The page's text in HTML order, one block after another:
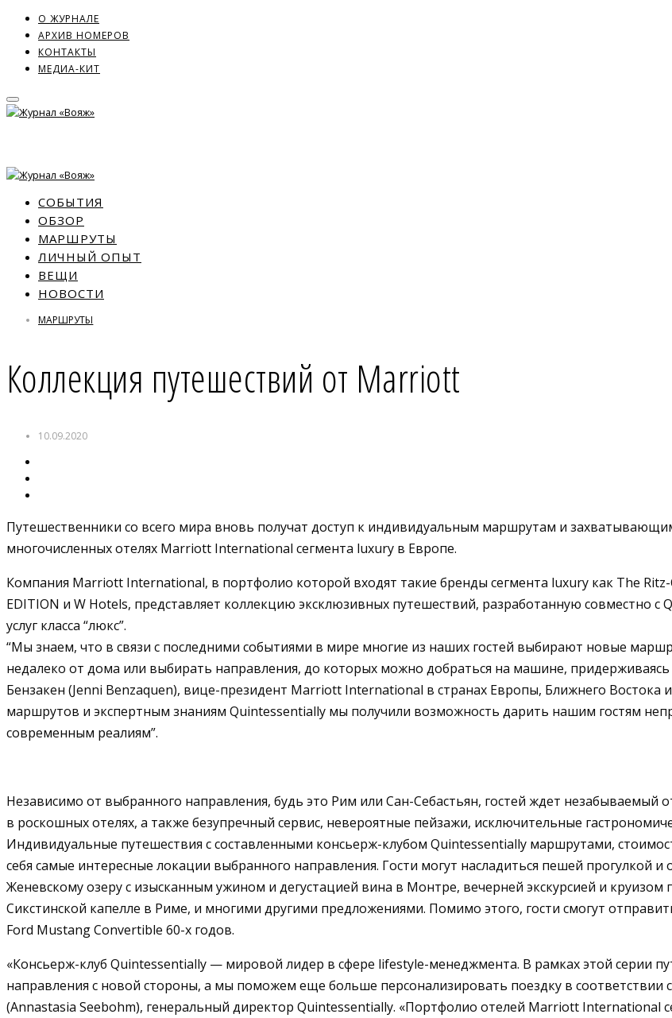
О ЖУРНАЛЕ
АРХИВ НОМЕРОВ
КОНТАКТЫ
МЕДИА-КИТ
СОБЫТИЯ
ОБЗОР
МАРШРУТЫ
ЛИЧНЫЙ ОПЫТ
ВЕЩИ
НОВОСТИ
МАРШРУТЫ
Коллекция путешествий от Marriott
10.09.2020
Путешественники со всего мира вновь получат доступ к индивидуальным маршрутам и
многочисленных отелях Marriott International сегмента luxury в Европе.
Компания Marriott International, в портфолио которой входят такие бренды сегмента luxury как The
EDITION и W Hotels, представляет коллекцию эксклюзивных путешествий, разработанную совместно
услуг класса “люкс”.
“Мы знаем, что в связи с последними событиями в мире многие из наших гостей выбирают новые
недалеко от дома или выбирать направления, до которых можно добраться на машине,
Бензакен (Jenni Benzaquen), вице-президент Marriott International в странах Европы, Ближнего Востока
маршрутов и экспертным знаниям Quintessentially мы получили возможность дарить нашим гостям
современным реалиям”.
Независимо от выбранного направления, будь это Рим или Сан-Себастьян, гостей ждет
в роскошных отелях, а также безупречный сервис, невероятные пейзажи, исключительные
Индивидуальные путешествия с составленными консьерж-клубом Quintessentially маршрутами,
себя самые интересные локации выбранного направления. Гости могут насладиться пешей
Женевскому озеру с изысканным ужином и дегустацией вина в Монтре, вечерней экскурсией и
Сикстинской капелле в Риме, и многими другими предложениями. Помимо этого, гости смогут
Ford Mustang Convertible 60-х годов.
«Консьерж-клуб Quintessentially — мировой лидер в сфере lifestyle-менеджмента. В рамках этой серии
направления с новой стороны, а мы поможем еще больше персонализировать поездку в соответствии
(Annastasia Seebohm), генеральный директор Quintessentially. «Портфолио отелей Marriott International